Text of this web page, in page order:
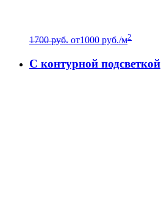
1700 руб. от1000 руб./м2
C контурной подсветкой